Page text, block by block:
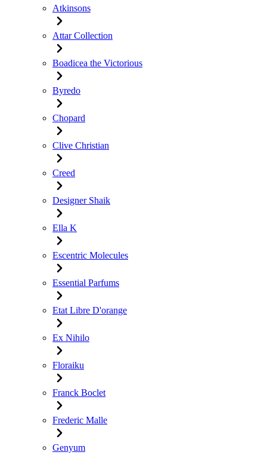
Atkinsons
Attar Collection
Boadicea the Victorious
Byredo
Chopard
Clive Christian
Creed
Designer Shaik
Ella K
Escentric Molecules
Essential Parfums
Etat Libre D'orange
Ex Nihilo
Floraiku
Franck Boclet
Frederic Malle
Genyum